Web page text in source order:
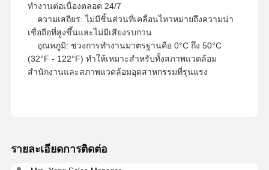
ทำงานต่อเนื่องตลอด 24/7
ความเสถียร: ไม่มีชิ้นส่วนที่เคลื่อนไหวหมายถึงความน่า
เชื่อถือที่สูงขึ้นและไม่มีเสียงรบกวน
อุณหภูมิ: ช่วงการทำงานมาตรฐานคือ 0°C ถึง 50°C
(32°F - 122°F) ทำให้เหมาะสำหรับทั้งสภาพแวดล้อม
สำนักงานและสภาพแวดล้อมอุตสาหกรรมที่รุนแรง
รายละเอียดการติดต่อ